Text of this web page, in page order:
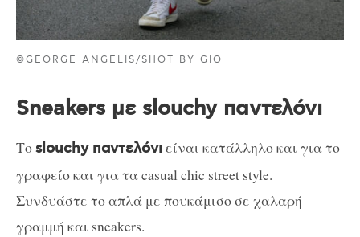
©GEORGE ANGELIS/SHOT BY GIO
Sneakers με slouchy παντελόνι
Τοslouchy παντελόνιείναι κατάλληλο και για το
γραφείο και για τα casual chic street style.
Συνδυάστε το απλά με πουκάμισο σε χαλαρή
γραμμή και sneakers.